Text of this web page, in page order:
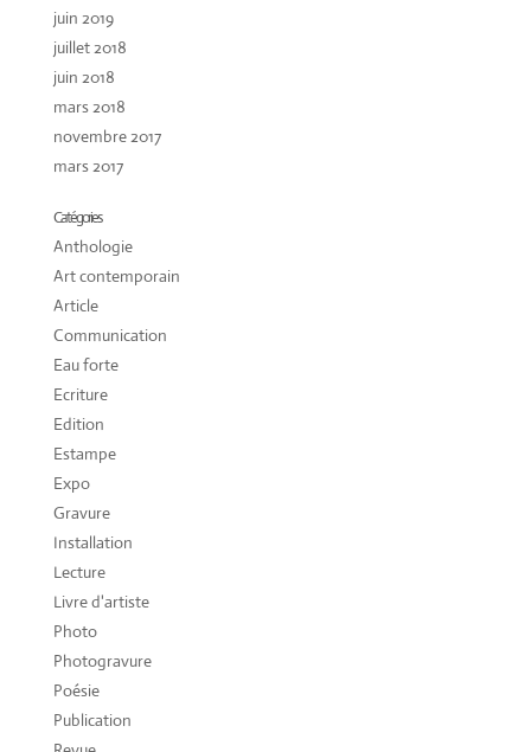
juin 2019
juillet 2018
juin 2018
mars 2018
novembre 2017
mars 2017
Catégories
Anthologie
Art contemporain
Article
Communication
Eau forte
Ecriture
Edition
Estampe
Expo
Gravure
Installation
Lecture
Livre d'artiste
Photo
Photogravure
Poésie
Publication